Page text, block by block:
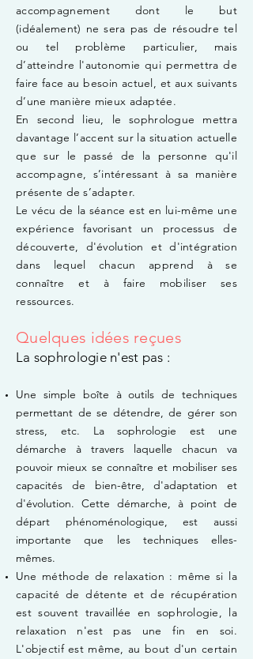
accompagnement dont le but
(idéalement) ne sera pas de résoudre tel
ou tel problème particulier, mais
d’atteindre l'autonomie qui permettra de
faire face au besoin actuel, et aux suivants
d’une manière mieux adaptée.
En second lieu, le sophrologue mettra
davantage l’accent sur la situation actuelle
que sur le passé de la personne qu'il
accompagne, s’intéressant à sa manière
présente de s’adapter.
Le vécu de la séance est en lui-même une
expérience favorisant un processus de
découverte, d'évolution et d'intégration
dans lequel chacun apprend à se
connaître et à faire mobiliser ses
ressources.
Quelques idées reçues
La sophrologie n'est pas :
Une simple boîte à outilsde techniques
permettant de se détendre, de gérer son
stress, etc. La sophrologie est une
démarche à travers laquelle chacun va
pouvoir mieux se connaître et mobiliser ses
capacités de bien-être, d'adaptation et
d'évolution. Cette démarche, à point de
départ phénoménologique, est aussi
importante que les techniques elles-
mêmes.
Une méthode de relaxation : même si la
capacité de détente et de récupération
est souvent travaillée en sophrologie, la
relaxation n'est pas une fin en soi.
L'objectif est même, au bout d'un certain